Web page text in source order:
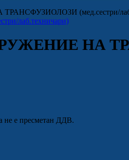
(мед.сестри/
НА
не е пресметан ДДВ.